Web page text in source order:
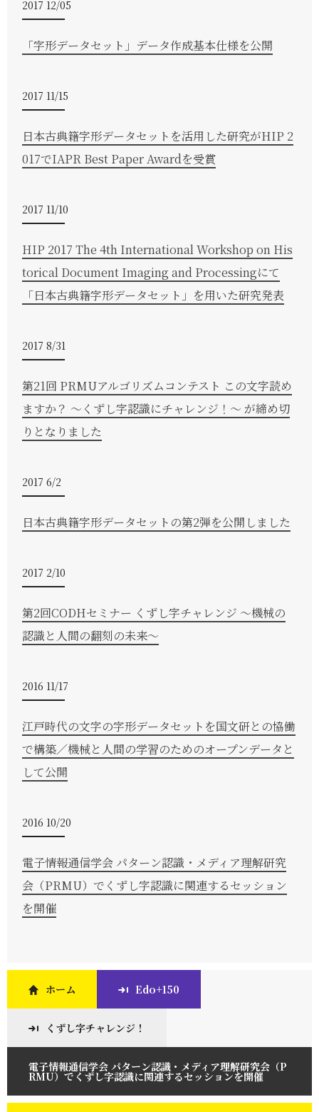
2017 12/05
「字形データセット」データ作成基本仕様を公開
2017 11/15
日本古典籍字形データセットを活用した研究がHIP 2
017でIAPR Best Paper Awardを受賞
2017 11/10
HIP 2017 The 4th International Workshop on His
torical Document Imaging and Processingにて
「日本古典籍字形データセット」を用いた研究発表
2017 8/31
第21回 PRMUアルゴリズムコンテスト この文字読め
ますか？ 〜くずし字認識にチャレンジ！〜 が締め切
りとなりました
2017 6/2
日本古典籍字形データセットの第2弾を公開しました
2017 2/10
第2回CODHセミナー くずし字チャレンジ 〜機械の
認識と人間の翻刻の未来〜
2016 11/17
江戸時代の文字の字形データセットを国文研との協働
で構築／機械と人間の学習のためのオープンデータと
して公開
2016 10/20
電子情報通信学会 パターン認識・メディア理解研究
会（PRMU）でくずし字認識に関連するセッション
を開催
ホーム Edo+150
くずし字チャレンジ！
電子情報通信学会 パターン認識・メディア理解研究会（P
RMU）でくずし字認識に関連するセッションを開催